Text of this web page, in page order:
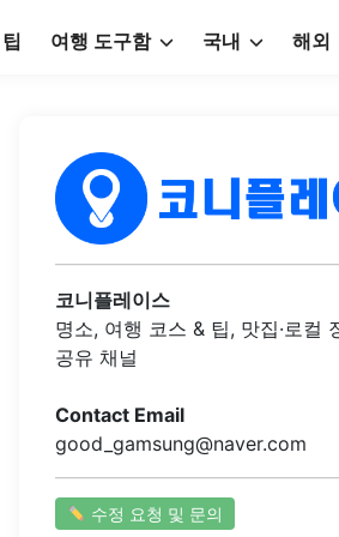
여행 도구함 국내 해외
코니플레이스
명소, 여행 코스 & 팁, 맛집·로컬
공유 채널
Contact Email
good_gamsung@naver.com
수정 요청 및 문의